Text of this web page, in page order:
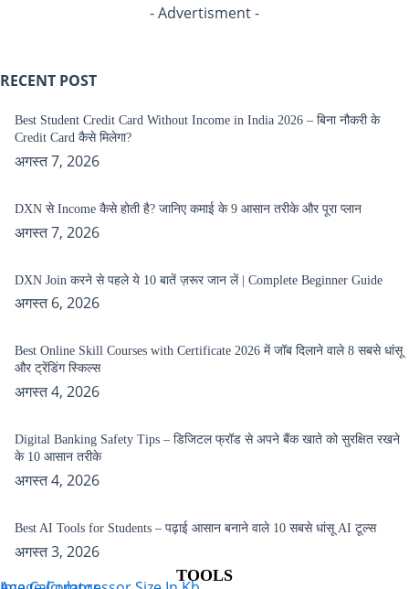
- Advertisment -
RECENT POST
Best Student Credit Card Without Income in India 2026 – बिना नौकरी के
Credit Card कैसे मिलेगा?
अगस्त 7, 2026
DXN से Income कैसे होती है? जानिए कमाई के 9 आसान तरीके और पूरा प्लान
अगस्त 7, 2026
DXN Join करने से पहले ये 10 बातें ज़रूर जान लें | Complete Beginner Guide
अगस्त 6, 2026
Best Online Skill Courses with Certificate 2026 में जॉब दिलाने वाले 8 सबसे धांसू
और ट्रेंडिंग स्किल्स
अगस्त 4, 2026
Digital Banking Safety Tips – डिजिटल फ्रॉड से अपने बैंक खाते को सुरक्षित रखने
के 10 आसान तरीके
अगस्त 4, 2026
Best AI Tools for Students – पढ़ाई आसान बनाने वाले 10 सबसे धांसू AI टूल्स
अगस्त 3, 2026
TOOLS